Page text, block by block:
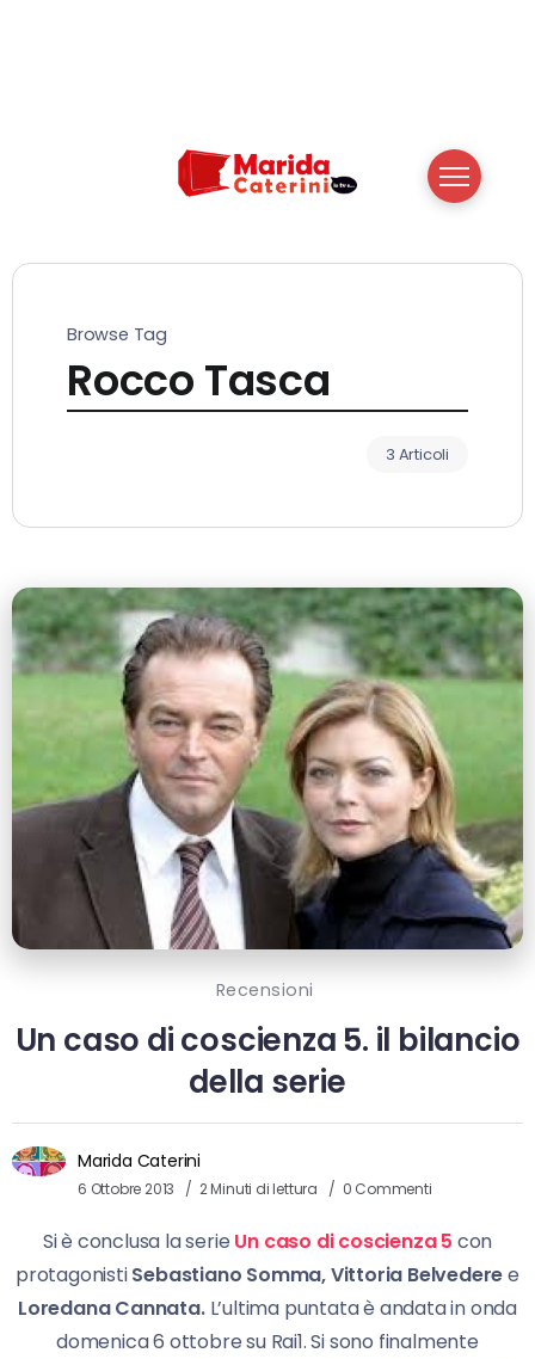
Browse Tag
Rocco Tasca
3 Articoli
Recensioni
Un caso di coscienza 5. il bilancio
della serie
Marida Caterini
6 Ottobre 2013 2 Minuti di lettura 0 Commenti
Si è conclusa la serie Un caso di coscienza 5 con
protagonistiSebastiano Somma, Vittoria Belvederee
Loredana Cannata.L’ultima puntata è andata in onda
domenica 6 ottobre su Rai1. Si sono finalmente